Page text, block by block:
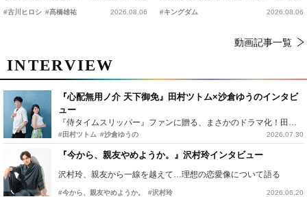
時上映決定
#古川ヒロシ #髙橋雄祐 2026.08.06
の“キングダムキャンプ”開催
#キングダム 2026.08.06
動画記事一覧
INTERVIEW
『心配無用ノ介 天下御免』田村ツトム×沙倉ゆうのインタビ
ュー
『侍タイムスリッパー』ファンに贈る、まさかのドラマ化！田村ツトム×沙倉ゆうのが語る『心配無用ノ介』撮影秘話
#田村ツトム #沙倉ゆうの 2026.07.30
『今から、親友やめようか。』沢村玲インタビュー
沢村玲、親友から一線を越えて…理想の恋愛像について語る
#今から、親友やめようか。 #沢村玲 2026.06.20